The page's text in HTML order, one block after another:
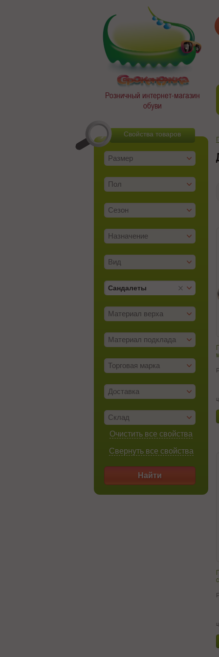
Розничный интернет-магазин
обуви
Размер
Пол
Сезон
Назначение
Вид
Сандалеты
Материал верха
Материал подклада
Торговая марка
Доставка
Склад
Очистить все свойства
Свернуть все свойства
Найти
Свойства товаров